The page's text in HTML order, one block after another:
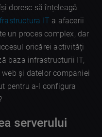
doresc să înțeleagă
IT a afacerii
un proces complex, dar
oricărei activități
baza infrastructurii IT,
și datelor companiei
pentru a-l configura
serverului